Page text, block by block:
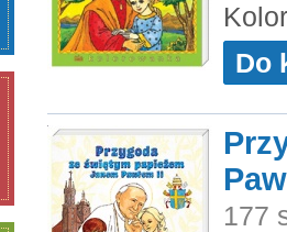
Do
177